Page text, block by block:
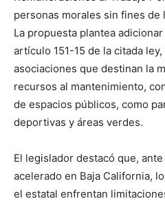
personas morales sin fines de
La propuesta plantea
artículo 151-15 de la citada
asociaciones que destinan la
recursos al mantenimiento,
de espacios públicos, como
deportivas y áreas verdes.
El legislador destacó que,
acelerado en Baja California,
el estatal enfrentan